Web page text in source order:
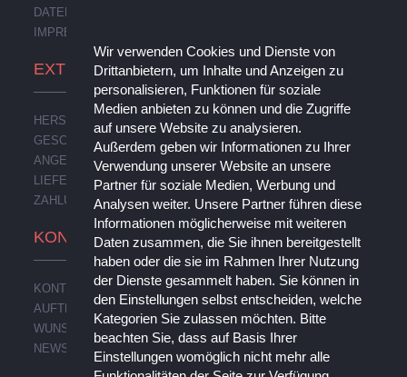
Wir verwenden Cookies und Dienste von
Drittanbietern, um Inhalte und Anzeigen zu
personalisieren, Funktionen für soziale
Medien anbieten zu können und die Zugriffe
auf unsere Website zu analysieren.
Außerdem geben wir Informationen zu Ihrer
Verwendung unserer Website an unsere
Partner für soziale Medien, Werbung und
Analysen weiter. Unsere Partner führen diese
Informationen möglicherweise mit weiteren
Daten zusammen, die Sie ihnen bereitgestellt
haben oder die sie im Rahmen Ihrer Nutzung
der Dienste gesammelt haben. Sie können in
den Einstellungen selbst entscheiden, welche
Kategorien Sie zulassen möchten. Bitte
beachten Sie, dass auf Basis Ihrer
Einstellungen womöglich nicht mehr alle
DATENSCHUTZERKLÄRUNG
IMPRESSUM
EXTRAS
HERSTELLER
GESCHENKGUTSCHEINE
ANGEBOTE
LIEFERUNG
ZAHLUNG
KONTO
KONTO
AUFTRAGSVERLAUF
WUNSCHLISTE
NEWSLETTER